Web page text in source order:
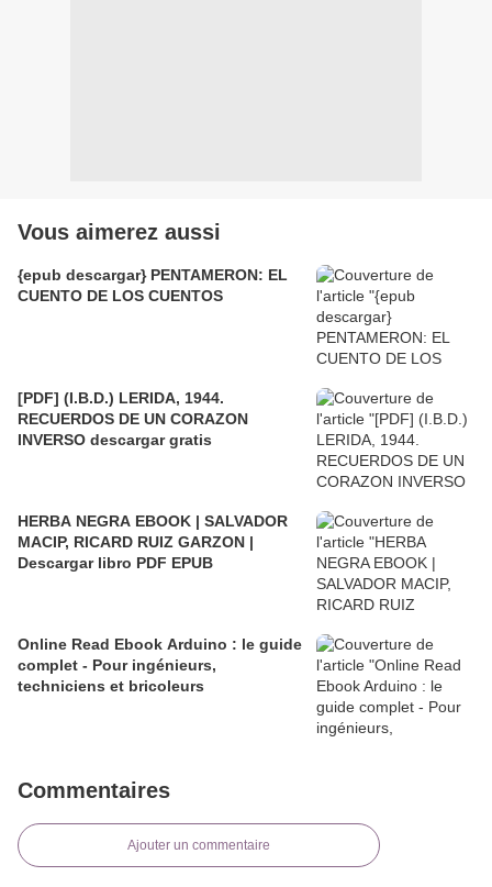
Vous aimerez aussi
{epub descargar} PENTAMERON: EL
CUENTO DE LOS CUENTOS
[PDF] (I.B.D.) LERIDA, 1944.
RECUERDOS DE UN CORAZON
INVERSO descargar gratis
HERBA NEGRA EBOOK | SALVADOR
MACIP, RICARD RUIZ GARZON |
Descargar libro PDF EPUB
Online Read Ebook Arduino : le guide
complet - Pour ingénieurs,
techniciens et bricoleurs
Commentaires
Ajouter un commentaire